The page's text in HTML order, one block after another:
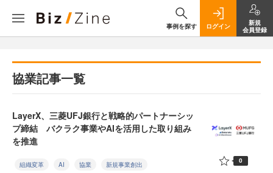
事例を探す ログイン
新規
会員登録
協業記事一覧
LayerX、三菱UFJ銀行と戦略的パートナーシッ
プ締結 バクラク事業やAIを活用した取り組み
を推進
組織変革 AI 協業 新規事業創出 0